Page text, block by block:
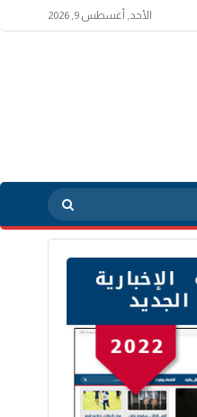
الأحد, أغسطس 9, 2026